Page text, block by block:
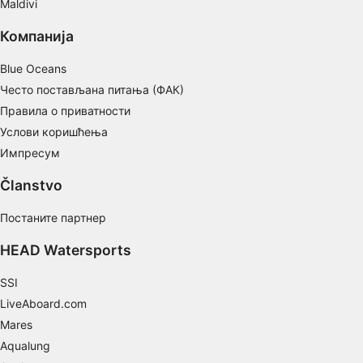
Maldivi
Компанија
Blue Oceans
Често постављана питања (ФАК)
Правила о приватности
Услови коришћења
Импресум
Članstvo
Постаните партнер
HEAD Watersports
SSI
LiveAboard.com
Mares
Aqualung
actively requested
Non-IAB processing purposes:
Necessary
Performance
Functional
Advertising